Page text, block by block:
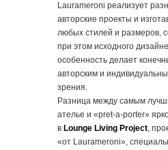
Laurameroni реализует
авторские проекты и
любых стилей и размеров,
при этом исходного
особенность делает
авторским и
зрения.
Разница между самым
ателье и «pret-a-porter»
в Lounge Living Project,
«от Laurameroni»,